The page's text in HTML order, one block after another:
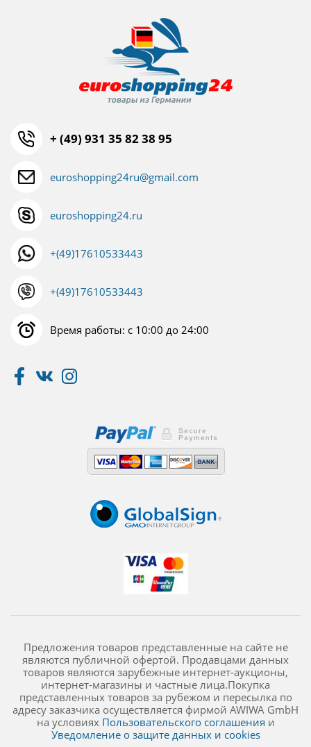
+ (49) 931 35 82 38 95
euroshopping24ru@gmail.com
euroshopping24.ru
+(49)17610533443
+(49)17610533443
Время работы: с 10:00 до 24:00
Предложения товаров представленные на сайте не
являются публичной офертой. Продавцами данных
товаров являются зарубежные интернет-аукционы,
интернет-магазины и частные лица.Покупка
представленных товаров за рубежом и пересылка по
адресу заказчика осуществляется фирмой AWIWA GmbH
на условиях Пользовательского соглашения и
Уведомление о защите данных и cookies